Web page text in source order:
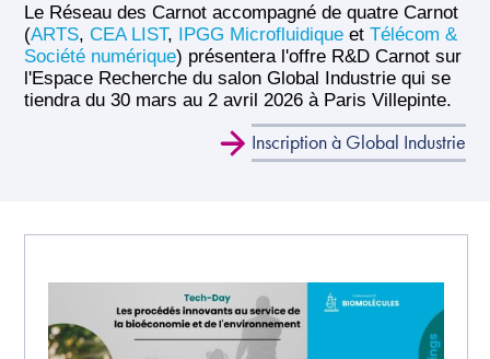
Le Réseau des Carnot accompagné de quatre Carnot
(ARTS,CEA LIST, IPGG Microfluidique etTélécom &
Société numérique) présentera l'offre R&D Carnot sur
l'Espace Recherche du salon Global Industrie qui se
tiendra du 30 mars au 2 avril 2026 à Paris Villepinte.
Inscription à Global Industrie